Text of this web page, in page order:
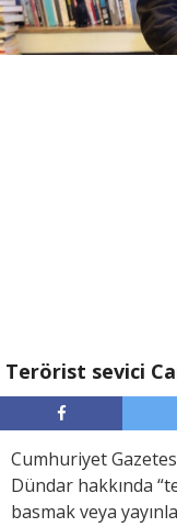
Terörist sevici
Cumhuriyet
Dündar hakkında
basmak veya